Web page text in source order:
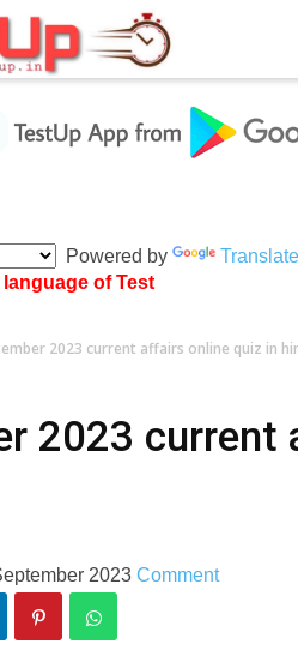
Powered by
Translate
of Test
2023 current affairs online quiz in
2023 current
2023 Comment